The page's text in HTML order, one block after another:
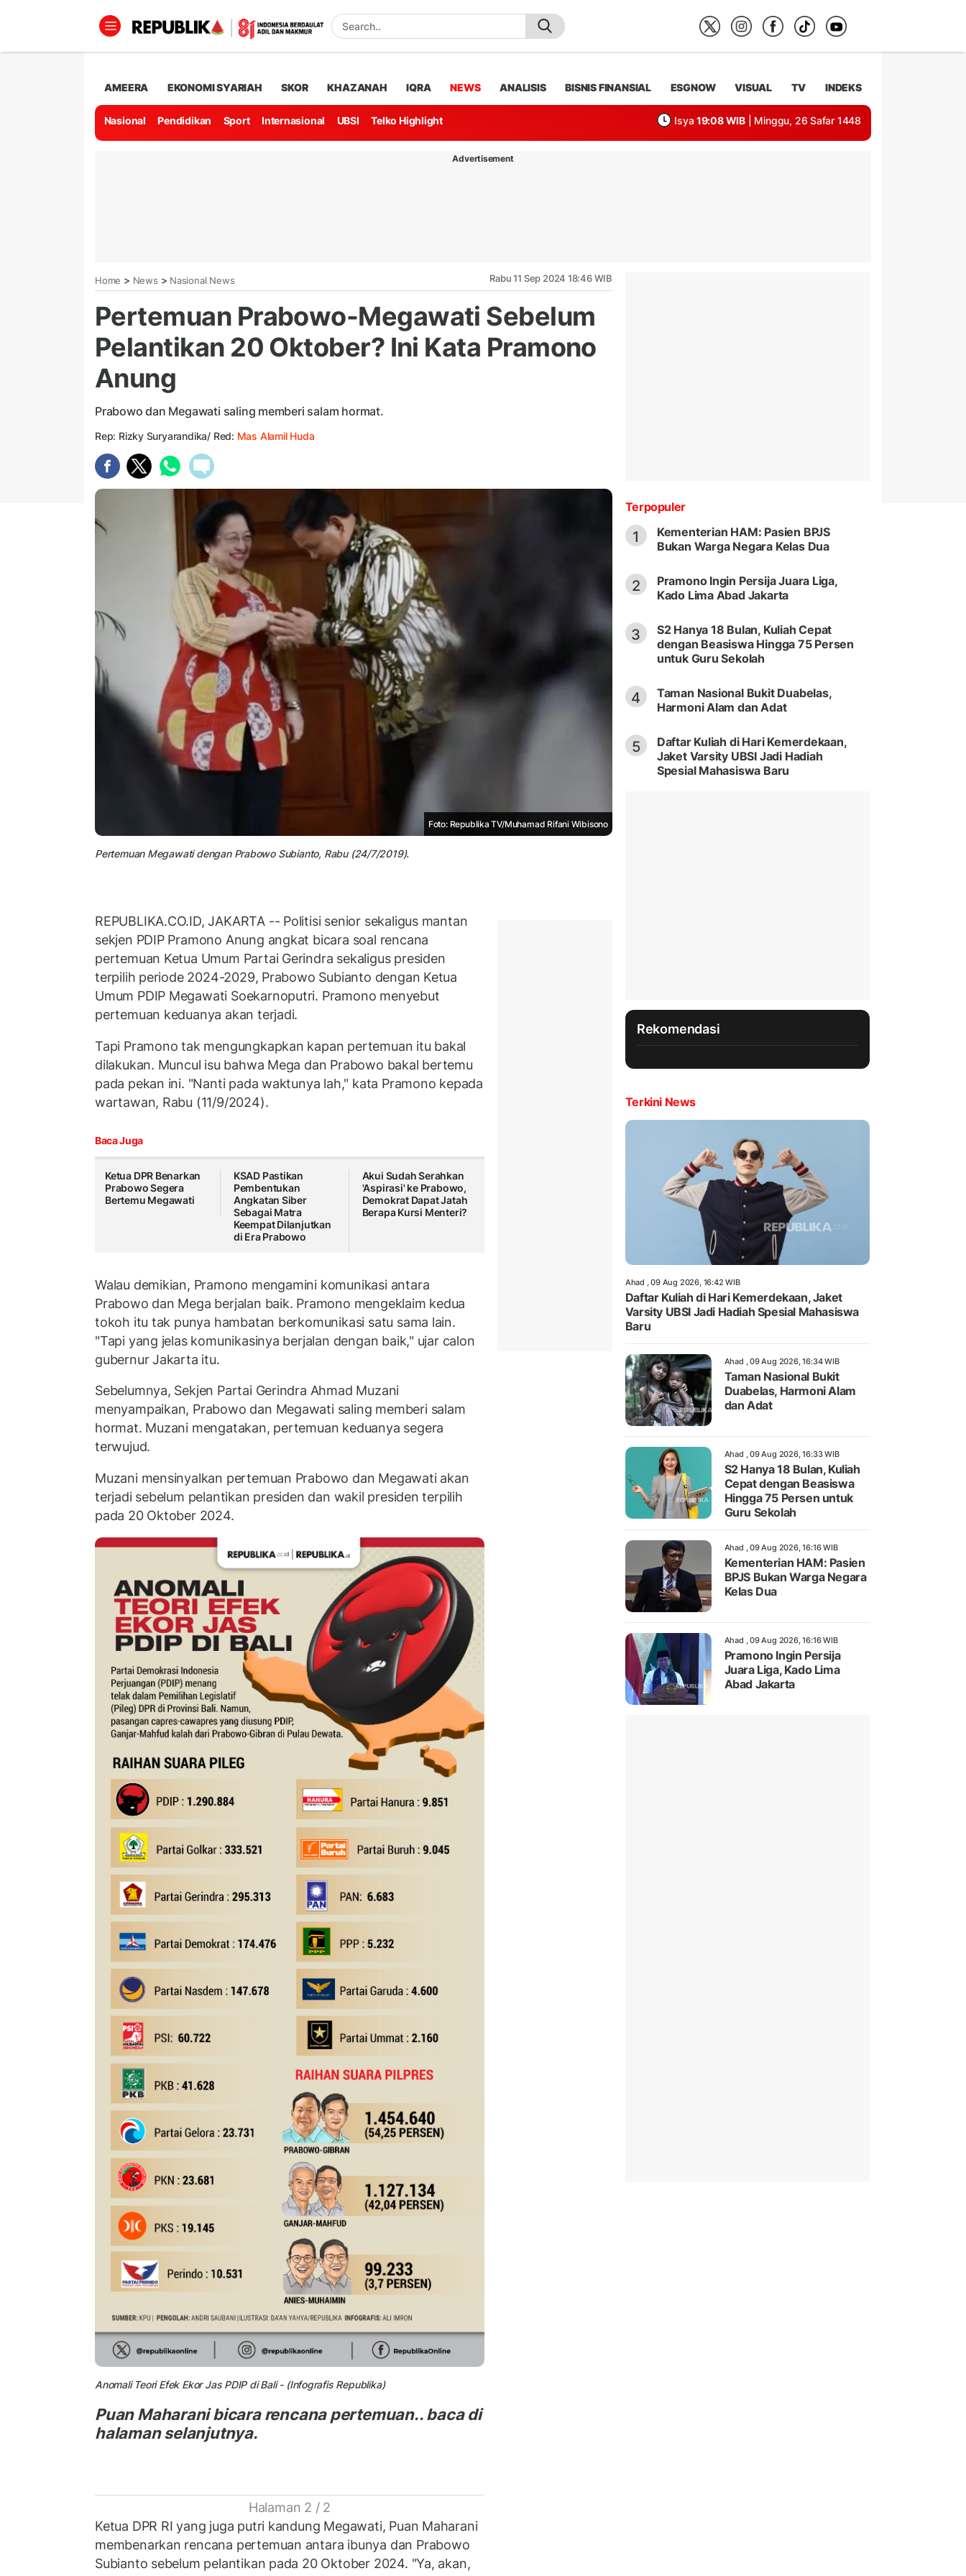
AMEERA EKONOMI SYARIAH SKOR KHAZANAH IQRA NEWS ANALISIS BISNIS FINANSIAL ESGNOW VISUAL TV INDEKS
Nasional Pendidikan Sport Internasional UBSI Telko Highlight Isya 19:08 WIB | Minggu, 26 Safar 1448
Advertisement
Home > News > Nasional News Rabu 11 Sep 2024 18:46 WIB
Pertemuan Prabowo-Megawati Sebelum
Pelantikan 20 Oktober? Ini Kata Pramono
Anung
Prabowo dan Megawati saling memberi salam hormat.
Rep: Rizky Suryarandika/ Red: Mas Alamil Huda
Foto: Republika TV/Muhamad Rifani Wibisono
Pertemuan Megawati dengan Prabowo Subianto, Rabu (24/7/2019).
REPUBLIKA.CO.ID, JAKARTA -- Politisi senior sekaligus mantan
sekjen PDIP Pramono Anung angkat bicara soal rencana
pertemuan Ketua Umum Partai Gerindra sekaligus presiden
terpilih periode 2024-2029, Prabowo Subianto dengan Ketua
Umum PDIP Megawati Soekarnoputri. Pramono menyebut
pertemuan keduanya akan terjadi.
Tapi Pramono tak mengungkapkan kapan pertemuan itu bakal
dilakukan. Muncul isu bahwa Mega dan Prabowo bakal bertemu
pada pekan ini. "Nanti pada waktunya lah," kata Pramono kepada
wartawan, Rabu (11/9/2024).
Baca Juga
Ketua DPR Benarkan
Prabowo Segera
Bertemu Megawati
KSAD Pastikan
Pembentukan
Angkatan Siber
Sebagai Matra
Keempat Dilanjutkan
di Era Prabowo
Akui Sudah Serahkan
'Aspirasi' ke Prabowo,
Demokrat Dapat Jatah
Berapa Kursi Menteri?
Walau demikian, Pramono mengamini komunikasi antara
Prabowo dan Mega berjalan baik. Pramono mengeklaim kedua
tokoh itu tak punya hambatan berkomunikasi satu sama lain.
"Tapi yang jelas komunikasinya berjalan dengan baik," ujar calon
gubernur Jakarta itu.
Sebelumnya, Sekjen Partai Gerindra Ahmad Muzani
menyampaikan, Prabowo dan Megawati saling memberi salam
hormat. Muzani mengatakan, pertemuan keduanya segera
terwujud.
Muzani mensinyalkan pertemuan Prabowo dan Megawati akan
terjadi sebelum pelantikan presiden dan wakil presiden terpilih
pada 20 Oktober 2024.
Anomali Teori Efek Ekor Jas PDIP di Bali - (Infografis Republika)
Puan Maharani bicara rencana pertemuan.. baca di
halaman selanjutnya.
Halaman 2 / 2
Ketua DPR RI yang juga putri kandung Megawati, Puan Maharani
membenarkan rencana pertemuan antara ibunya dan Prabowo
Subianto sebelum pelantikan pada 20 Oktober 2024. "Ya, akan,
Terpopuler
1
Kementerian HAM: Pasien BPJS
Bukan Warga Negara Kelas Dua
2
Pramono Ingin Persija Juara Liga,
Kado Lima Abad Jakarta
3
S2 Hanya 18 Bulan, Kuliah Cepat
dengan Beasiswa Hingga 75 Persen
untuk Guru Sekolah
4
Taman Nasional Bukit Duabelas,
Harmoni Alam dan Adat
5
Daftar Kuliah di Hari Kemerdekaan,
Jaket Varsity UBSI Jadi Hadiah
Spesial Mahasiswa Baru
Rekomendasi
Terkini News
Ahad , 09 Aug 2026, 16:42 WIB
Daftar Kuliah di Hari Kemerdekaan, Jaket
Varsity UBSI Jadi Hadiah Spesial Mahasiswa
Baru
Ahad , 09 Aug 2026, 16:34 WIB
Taman Nasional Bukit
Duabelas, Harmoni Alam
dan Adat
Ahad , 09 Aug 2026, 16:33 WIB
S2 Hanya 18 Bulan, Kuliah
Cepat dengan Beasiswa
Hingga 75 Persen untuk
Guru Sekolah
Ahad , 09 Aug 2026, 16:16 WIB
Kementerian HAM: Pasien
BPJS Bukan Warga Negara
Kelas Dua
Ahad , 09 Aug 2026, 16:16 WIB
Pramono Ingin Persija
Juara Liga, Kado Lima
Abad Jakarta